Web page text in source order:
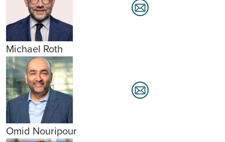
Michael Roth
Omid Nouripour